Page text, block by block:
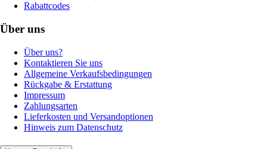
Rabattcodes
Über uns
Über uns?
Kontaktieren Sie uns
Allgemeine Verkaufsbedingungen
Rückgabe & Erstattung
Impressum
Zahlungsarten
Lieferkosten und Versandoptionen
Hinweis zum Datenschutz